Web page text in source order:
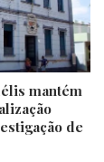
mantém
de